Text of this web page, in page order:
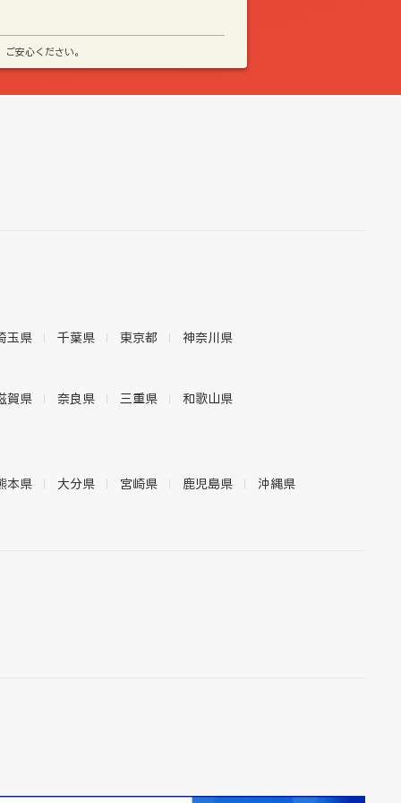
安心ください。
玉県 千葉県 東京都 神奈川県
賀県 奈良県 三重県 和歌山県
本県 大分県 宮崎県 鹿児島県 沖縄県